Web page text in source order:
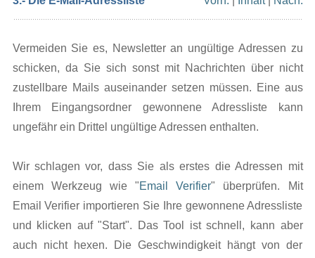
Vermeiden Sie es, Newsletter an ungültige Adressen zu
schicken, da Sie sich sonst mit Nachrichten über nicht
zustellbare Mails auseinander setzen müssen. Eine aus
Ihrem Eingangsordner gewonnene Adressliste kann
ungefähr ein Drittel ungültige Adressen enthalten.
Wir schlagen vor, dass Sie als erstes die Adressen mit
einem Werkzeug wie "Email Verifier" überprüfen. Mit
Email Verifier importieren Sie Ihre gewonnene Adressliste
und klicken auf "Start". Das Tool ist schnell, kann aber
auch nicht hexen. Die Geschwindigkeit hängt von der